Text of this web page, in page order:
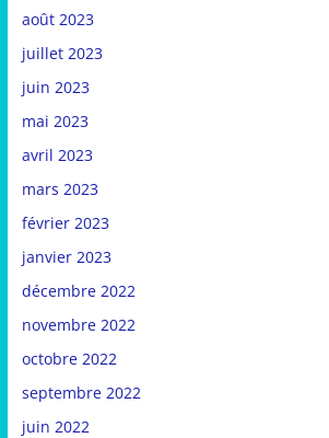
août 2023
juillet 2023
juin 2023
mai 2023
avril 2023
mars 2023
février 2023
janvier 2023
décembre 2022
novembre 2022
octobre 2022
septembre 2022
juin 2022